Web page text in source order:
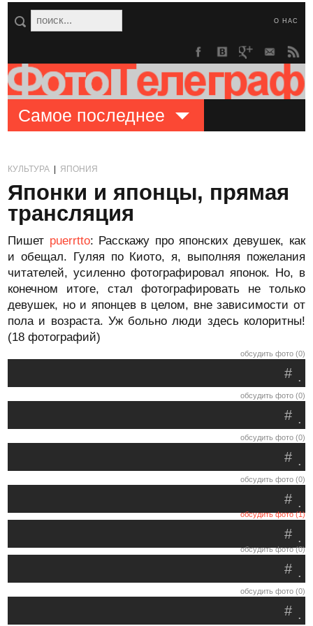
О НАС
Самое последнее
КУЛЬТУРА ЯПОНИЯ
Японки и японцы, прямая
трансляция
Пишет puerrtto: Расскажу про японских девушек, как
и обещал. Гуляя по Киото, я, выполняя пожелания
читателей, усиленно фотографировал японок. Но, в
конечном итоге, стал фотографировать не только
девушек, но и японцев в целом, вне зависимости от
пола и возраста. Уж больно люди здесь колоритны!
(18 фотографий)
обсудить фото (0)
.
#
обсудить фото (0)
.
#
обсудить фото (0)
.
#
обсудить фото (0)
.
#
обсудить фото (1)
.
#
обсудить фото (0)
.
#
обсудить фото (0)
.
#